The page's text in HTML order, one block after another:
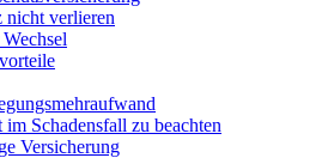
nicht verlieren
im Schadensfall zu beachten
Versicherung